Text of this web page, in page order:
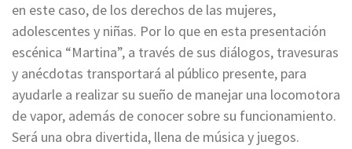
en este caso, de los derechos de las mujeres,
adolescentes y niñas. Por lo que en esta presentación
escénica “Martina”, a través de sus diálogos, travesuras
y anécdotas transportará al público presente, para
ayudarle a realizar su sueño de manejar una locomotora
de vapor, además de conocer sobre su funcionamiento.
Será una obra divertida, llena de música y juegos.